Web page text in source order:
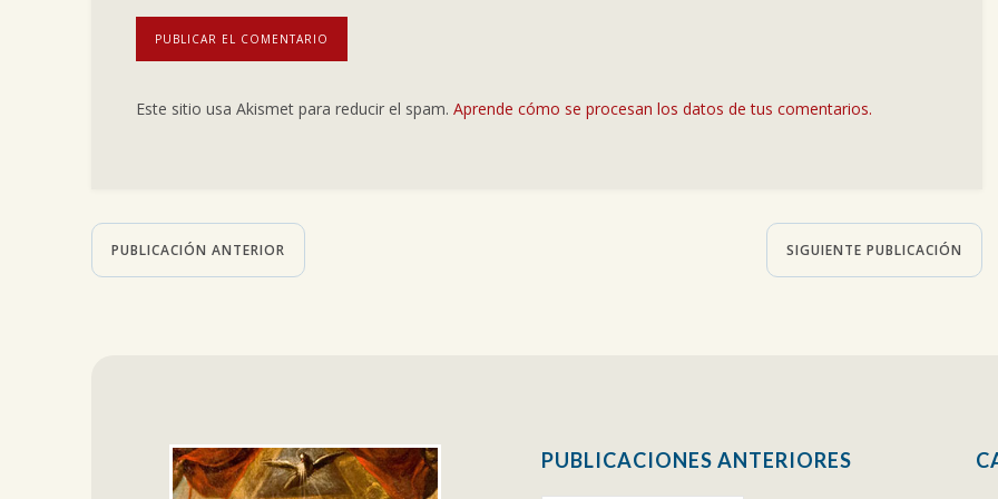
Este sitio usa Akismet para reducir el spam. Aprende cómo se procesan los datos de tus comentarios.
PUBLICACIÓN ANTERIOR SIGUIENTE PUBLICACIÓN
PUBLICACIONES ANTERIORES